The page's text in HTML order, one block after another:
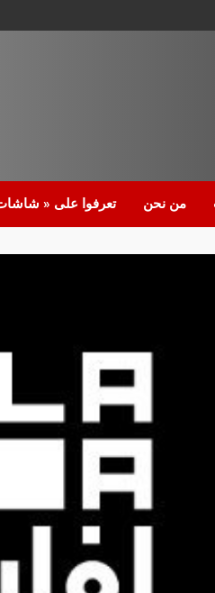
من نحن تعرفوا على «